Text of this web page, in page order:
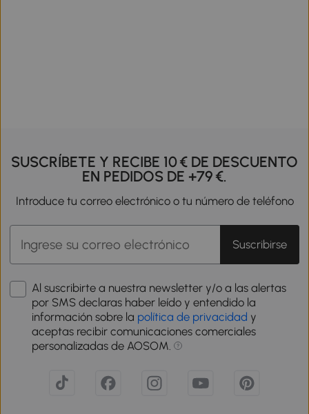
SUSCRÍBETE Y RECIBE 10 € DE DESCUENTO
EN PEDIDOS DE +79 €.
Introduce tu correo electrónico o tu número de teléfono
Suscribirse
Al suscribirte a nuestra newsletter y/o a las alertas
por SMS declaras haber leído y entendido la
información sobre la política de privacidad y
aceptas recibir comunicaciones comerciales
personalizadas de AOSOM.